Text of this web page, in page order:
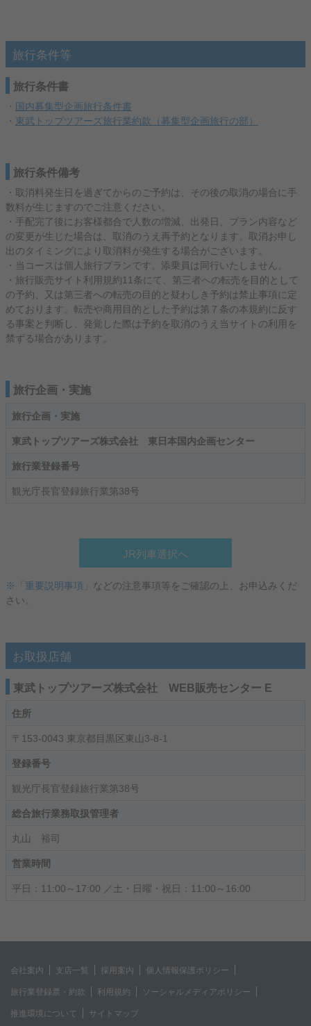
旅行条件等
旅行条件書
・ 国内募集型企画旅行条件書
・ 東武トップツアーズ旅行業約款（募集型企画旅行の部）
旅行条件備考
・取消料発生日を過ぎてからのご予約は、その後の取消の場合に手
数料が生じますのでご注意ください。
・手配完了後にお客様都合で人数の増減、出発日、プラン内容など
の変更が生じた場合は、取消のうえ再予約となります。取消お申し
出のタイミングにより取消料が発生する場合がございます。
・当コースは個人旅行プランです。添乗員は同行いたしません。
・旅行販売サイト利用規約11条にて、第三者への転売を目的として
の予約、又は第三者への転売の目的と疑わしき予約は禁止事項に定
めております。転売や商用目的とした予約は第７条の本規約に反す
る事案と判断し、発覚した際は予約を取消のうえ当サイトの利用を
禁ずる場合があります。
旅行企画・実施
旅行企画・実施
東武トップツアーズ株式会社 東日本国内企画センター
旅行業登録番号
観光庁長官登録旅行業第38号
JR列車選択へ
※「重要説明事項」 などの注意事項等をご確認の上、お申込みくだ
さい。
お取扱店舗
東武トップツアーズ株式会社 WEB販売センター E
住所
〒153-0043 東京都目黒区東山3-8-1
登録番号
観光庁長官登録旅行業第38号
総合旅行業務取扱管理者
丸山 裕司
営業時間
平日：11:00～17:00 ／土・日曜・祝日：11:00～16:00
会社案内 支店一覧 採用案内 個人情報保護ポリシー
旅行業登録票・約款 利用規約 ソーシャルメディアポリシー
推進環境について サイトマップ